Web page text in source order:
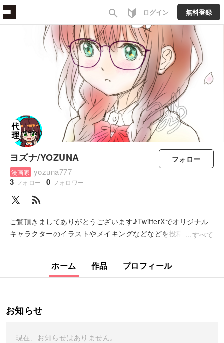
search ログイン 無料登録
ヨズナ/YOZUNA
漫画家 yozuna777
3 フォロー 0 フォロワー
フォロー
rss_feed
ご覧頂きましてありがとうございます♪TwitterXでオリジナル
キャラクターのイラストやメイキングなどなどを投稿していま
すべて
ホーム 作品 プロフィール
お知らせ
現在、お知らせはありません。